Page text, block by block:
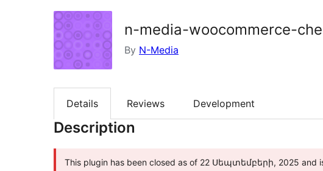
n-media-woocommerce-
By N-Media
Details Reviews Development
Description
This plugin has been closed as of 22 Սեպտեմբերի, 2025 and